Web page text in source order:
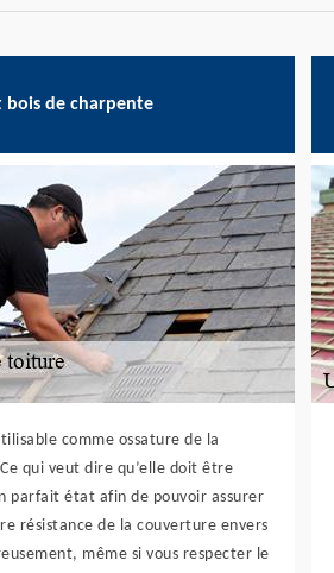
bois de charpente
comme ossature de la
qui veut dire qu’elle doit être
parfait état afin de pouvoir assurer
résistance de la couverture envers
même si vous respecter le